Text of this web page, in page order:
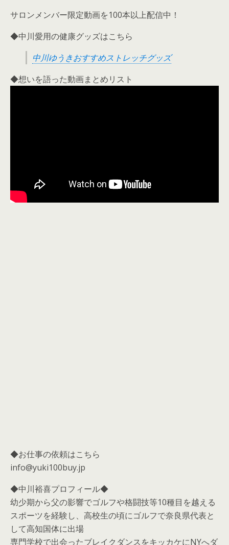
サロンメンバー限定動画を100本以上配信中！
◆中川愛用の健康グッズはこちら
中川ゆうきおすすめストレッチグッズ
◆想いを語った動画まとめリスト
◆お仕事の依頼はこちら
info@yuki100buy.jp
◆中川裕喜プロフィール◆
幼少期から父の影響でゴルフや格闘技等10種目を越える
スポーツを経験し、高校生の頃にゴルフで奈良県代表と
して高知国体に出場
専門学校で出会ったブレイクダンスをキッカケにNYへダ